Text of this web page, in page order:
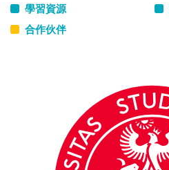
學習資源
合作伙伴